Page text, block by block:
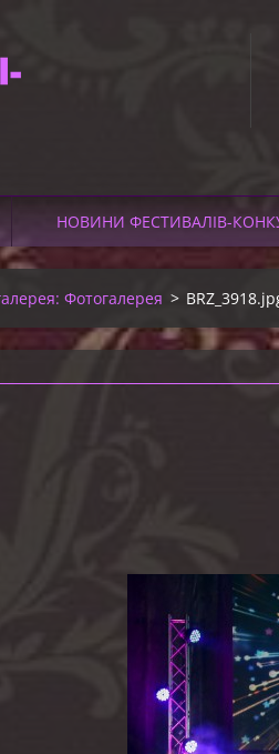
НОВИНИ ФЕСТИВАЛІВ-
Фотогалерея >